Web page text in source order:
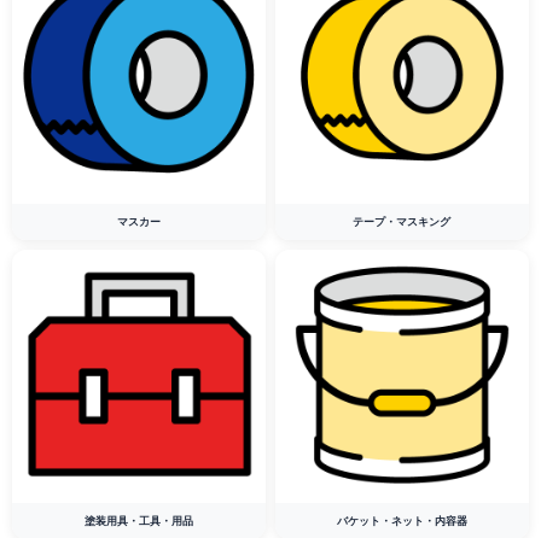
マスカー テープ・マスキング
塗装用具・工具・用品 バケット・ネット・内容器